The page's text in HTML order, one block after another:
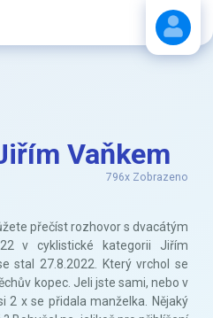
Vaňkem
796x Zobrazeno
přečíst rozhovor s dvacátým
v cyklistické kategorii Jiřím
stal 27.8.2022. Který vrchol se
kopec. Jeli jste sami, nebo v
2 x se přidala manželka. Nějaký